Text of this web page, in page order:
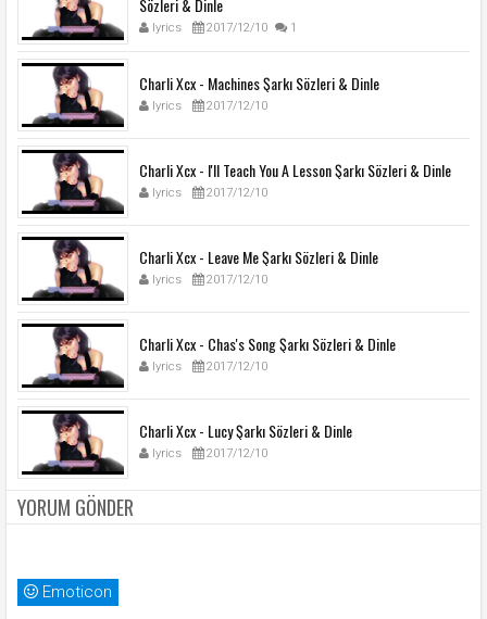
lyrics 2017/12/10 1
Charli Xcx - Machines Şarkı Sözleri & Dinle
lyrics 2017/12/10
Charli Xcx - I'll Teach You A Lesson Şarkı Sözleri & Dinle
lyrics 2017/12/10
Charli Xcx - Leave Me Şarkı Sözleri & Dinle
lyrics 2017/12/10
Charli Xcx - Chas's Song Şarkı Sözleri & Dinle
lyrics 2017/12/10
Charli Xcx - Lucy Şarkı Sözleri & Dinle
lyrics 2017/12/10
YORUM GÖNDER
Emoticon